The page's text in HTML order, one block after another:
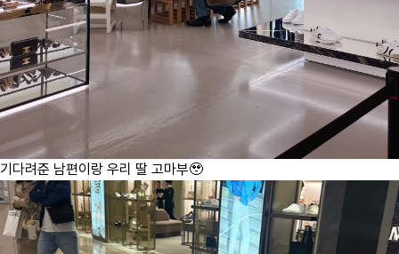
기다려준 남편이랑 우리 딸 고마부🥹